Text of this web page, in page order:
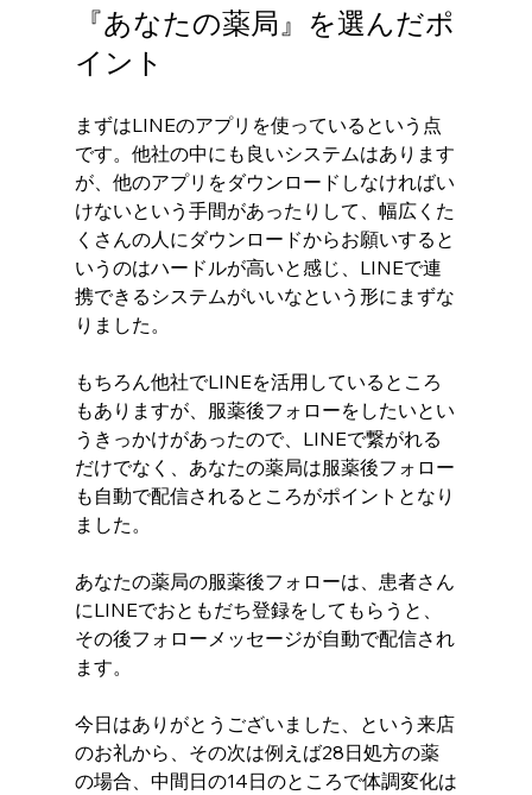
『あなたの薬局』を選んだポ
イント
まずはLINEのアプリを使っているという点
です。他社の中にも良いシステムはあります
が、他のアプリをダウンロードしなければい
けないという手間があったりして、幅広くた
くさんの人にダウンロードからお願いすると
いうのはハードルが高いと感じ、LINEで連
携できるシステムがいいなという形にまずな
りました。
もちろん他社でLINEを活用しているところ
もありますが、服薬後フォローをしたいとい
うきっかけがあったので、LINEで繋がれる
だけでなく、あなたの薬局は服薬後フォロー
も自動で配信されるところがポイントとなり
ました。
あなたの薬局の服薬後フォローは、患者さん
にLINEでおともだち登録をしてもらうと、
その後フォローメッセージが自動で配信され
ます。
今日はありがとうございました、という来店
のお礼から、その次は例えば28日処方の薬
の場合、中間日の14日のところで体調変化は